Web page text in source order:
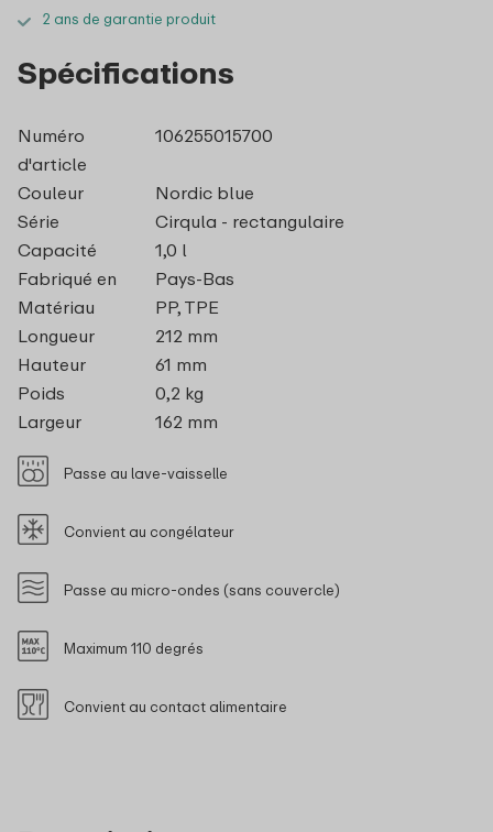
2 ans de garantie produit
Spécifications
Numéro
d'article
106255015700
Couleur
Nordic blue
Série
Cirqula - rectangulaire
Capacité
1,0 l
Fabriqué en
Pays-Bas
Matériau
PP, TPE
Longueur
212 mm
Hauteur
61 mm
Poids
0,2 kg
Largeur
162 mm
Passe au lave-vaisselle
Convient au congélateur
Passe au micro-ondes (sans couvercle)
Maximum 110 degrés
Convient au contact alimentaire